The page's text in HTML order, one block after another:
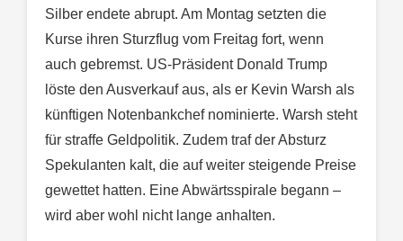
Silber endete abrupt. Am Montag setzten die
Kurse ihren Sturzflug vom Freitag fort, wenn
auch gebremst. US-Präsident Donald Trump
löste den Ausverkauf aus, als er Kevin Warsh als
künftigen Notenbankchef nominierte. Warsh steht
für straffe Geldpolitik. Zudem traf der Absturz
Spekulanten kalt, die auf weiter steigende Preise
gewettet hatten. Eine Abwärtsspirale begann –
wird aber wohl nicht lange anhalten.